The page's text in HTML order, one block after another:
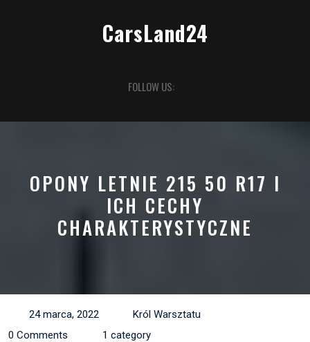
CarsLand24
Button
FOLLOW US:
OPONY LETNIE 215 50 R17 I
ICH CECHY
CHARAKTERYSTYCZNE
24 marca, 2022
Król Warsztatu
0 Comments
1 category